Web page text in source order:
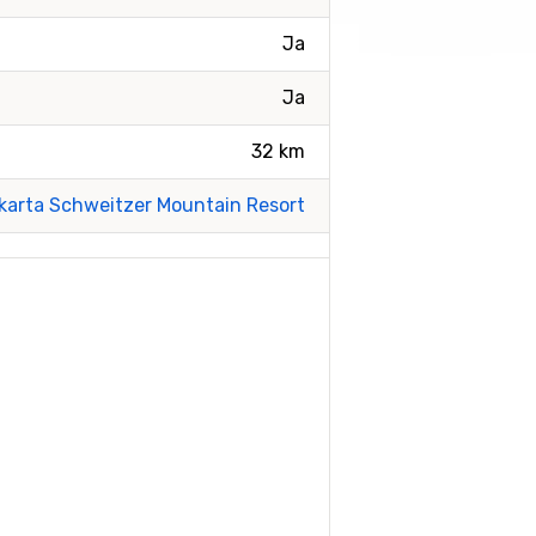
Ja
Ja
32 km
Schweitzer Mountain Resort